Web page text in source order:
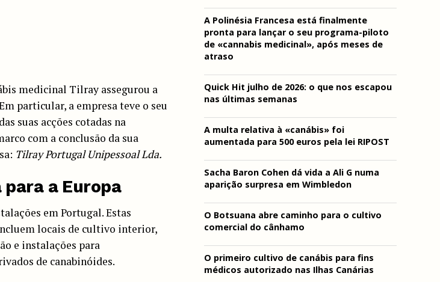
medicinal Tilray assegurou a
particular, a empresa teve o seu
suas acções cotadas na
com a conclusão da sua
Tilray Portugal Unipessoal Lda.
a Europa
em Portugal. Estas
locais de cultivo interior,
e instalações para
de canabinóides.
A Polinésia Francesa está finalmente
pronta para lançar o seu programa-piloto
de «cannabis medicinal», após meses de
atraso
Quick Hit julho de 2026: o que nos escapou
nas últimas semanas
A multa relativa à «canábis» foi
aumentada para 500 euros pela lei RIPOST
Sacha Baron Cohen dá vida a Ali G numa
aparição surpresa em Wimbledon
O Botsuana abre caminho para o cultivo
comercial do cânhamo
O primeiro cultivo de canábis para fins
médicos autorizado nas Ilhas Canárias